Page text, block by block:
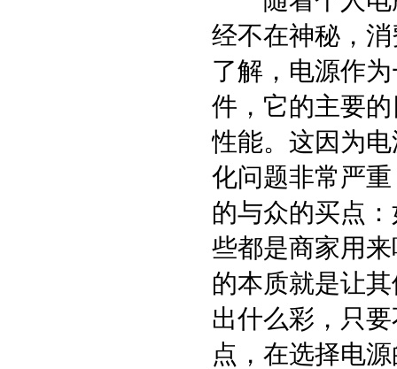
经不在神秘，
了解，电源作
件，它的主要
性能。这因为
化问题非常严
的与众的买点
些都是商家用
的本质就是让
出什么彩，只
点，在选择电